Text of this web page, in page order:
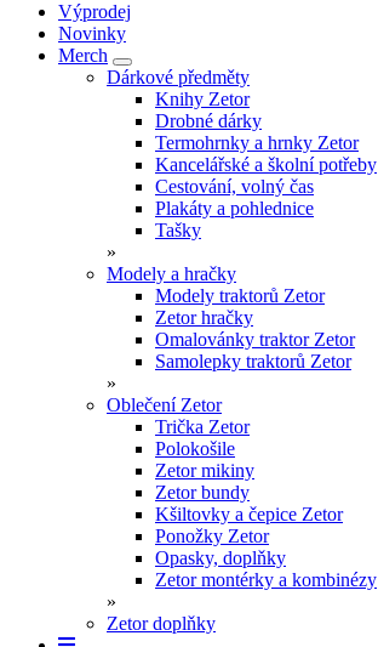
Výprodej
Novinky
Merch
Dárkové předměty
Knihy Zetor
Drobné dárky
Termohrnky a hrnky Zetor
Kancelářské a školní potřeby
Cestování, volný čas
Plakáty a pohlednice
Tašky
»
Modely a hračky
Modely traktorů Zetor
Zetor hračky
Omalovánky traktor Zetor
Samolepky traktorů Zetor
»
Oblečení Zetor
Trička Zetor
Polokošile
Zetor mikiny
Zetor bundy
Kšiltovky a čepice Zetor
Ponožky Zetor
Opasky, doplňky
Zetor montérky a kombinézy
»
Zetor doplňky